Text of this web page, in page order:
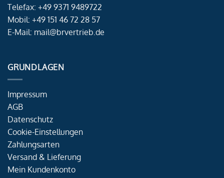
Telefax: +49 9371 9489722
Mobil: +49 151 46 72 28 57
E-Mail: mail@brvertrieb.de
GRUNDLAGEN
Impressum
AGB
Datenschutz
Cookie-Einstellungen
Zahlungsarten
Versand & Lieferung
Mein Kundenkonto